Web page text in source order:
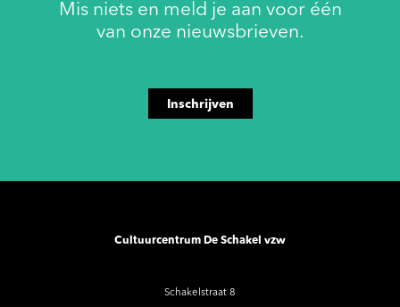
Mis niets en meld je aan voor één
van onze nieuwsbrieven.
Inschrijven
Cultuurcentrum De Schakel vzw
Schakelstraat 8